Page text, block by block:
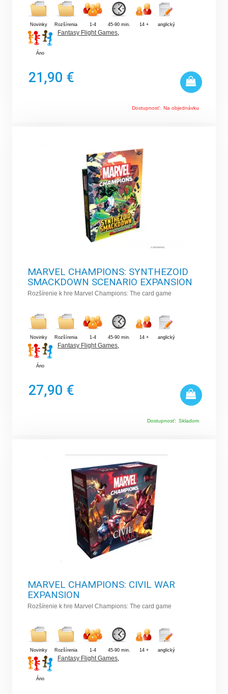
Novinky Rozšírenia 1-4 45-90 min. 14 + anglický
Áno
Fantasy Flight Games
21,90 €
Dostupnosť: Na objednávku
MARVEL CHAMPIONS: SYNTHEZOID
SMACKDOWN SCENARIO EXPANSION
Rozšírenie k hre Marvel Champions: The card game
Novinky Rozšírenia 1-4 45-90 min. 14 + anglický
Áno
Fantasy Flight Games
27,90 €
Dostupnosť: Skladom
MARVEL CHAMPIONS: CIVIL WAR
EXPANSION
Rozšírenie k hre Marvel Champions: The card game
Novinky Rozšírenia 1-4 45-90 min. 14 + anglický
Áno
Fantasy Flight Games,